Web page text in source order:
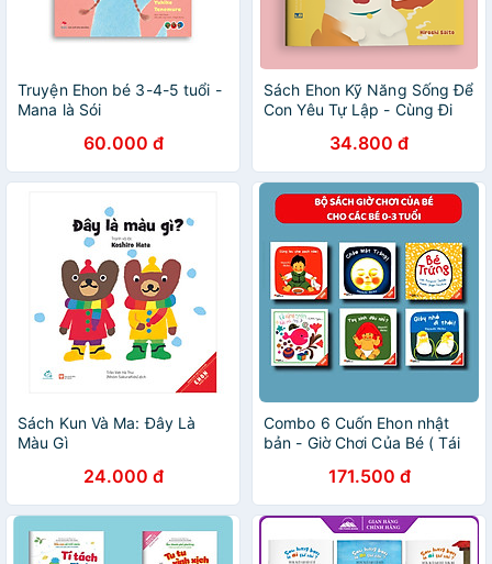
Truyện Ehon bé 3-4-5 tuổi -
Mana là Sói
60.000 đ
Sách Ehon Kỹ Năng Sống Để
Con Yêu Tự Lập - Cùng Đi
34.800 đ
Sách Kun Và Ma: Đây Là
Màu Gì
24.000 đ
Combo 6 Cuốn Ehon nhật
bản - Giờ Chơi Của Bé ( Tái
171.500 đ